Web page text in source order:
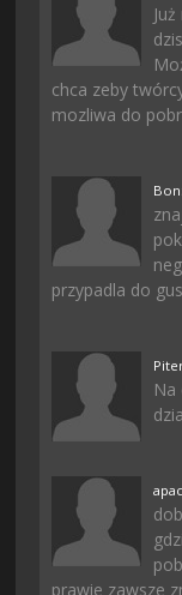
chca zeby
mozliwa do
przypadla do
Na
prawie zawsze